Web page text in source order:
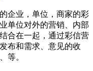
企业，单位，商家的彩
单位对外的营销、内部
合在一起，通过彩信营
布和需求、意见的收
等。